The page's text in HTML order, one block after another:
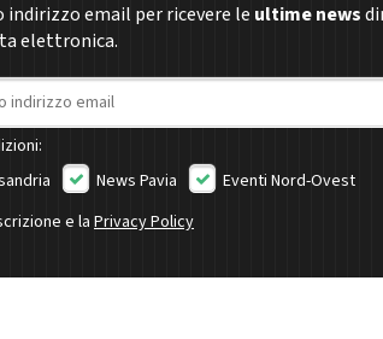
indirizzo email per ricevere le ultime news
elettronica.
News Pavia
Eventi Nord-Ovest
e la Privacy Policy